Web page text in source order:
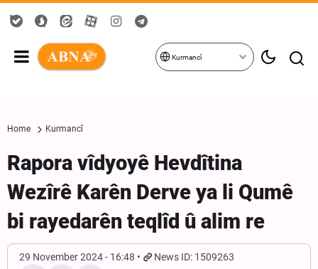
Kurmancî
Home Kurmancî
Rapora vîdyoyê Hevdîtina
Wezîrê Karên Derve ya li Qumê
bi rayedarên teqlîd û alim re
29 November 2024 - 16:48 News ID: 1509263